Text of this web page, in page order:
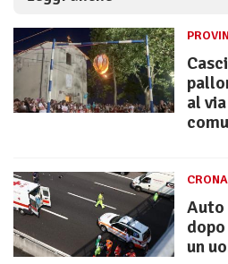
al
Auto
un